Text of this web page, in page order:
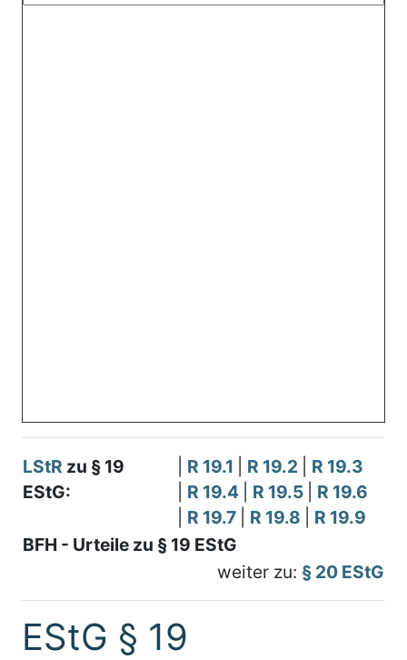
LStR zu § 19
EStG:
R 19.1 R 19.2
R 19.3
R 19.4 R 19.5
R 19.6
R 19.7 R 19.8
R 19.9
BFH - Urteile zu § 19 EStG
weiter zu: § 20 EStG
EStG § 19